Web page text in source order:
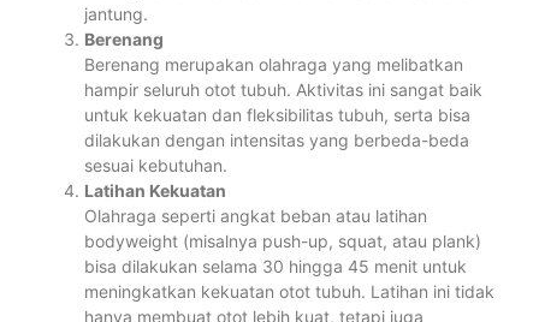
jantung.
Berenang
Berenang merupakan olahraga yang melibatkan
hampir seluruh otot tubuh. Aktivitas ini sangat baik
untuk kekuatan dan fleksibilitas tubuh, serta bisa
dilakukan dengan intensitas yang berbeda-beda
sesuai kebutuhan.
Latihan Kekuatan
Olahraga seperti angkat beban atau latihan
bodyweight (misalnya push-up, squat, atau plank)
bisa dilakukan selama 30 hingga 45 menit untuk
meningkatkan kekuatan otot tubuh. Latihan ini tidak
hanya membuat otot lebih kuat, tetapi juga